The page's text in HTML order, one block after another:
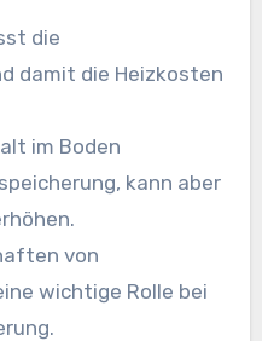
die
damit die Heizkosten
im Boden
kann aber
von
wichtige Rolle bei